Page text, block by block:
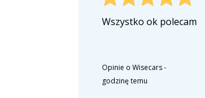
Wszystko ok polecam
Opinie o Wisecars-
godzinę temu